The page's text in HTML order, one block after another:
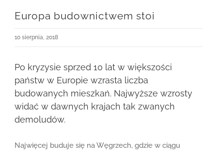
Europa budownictwem stoi
10 sierpnia, 2018
Po kryzysie sprzed 10 lat w większości
państw w Europie wzrasta liczba
budowanych mieszkań. Najwyższe wzrosty
widać w dawnych krajach tak zwanych
demoludów.
Najwięcej buduje się na Węgrzech, gdzie w ciągu